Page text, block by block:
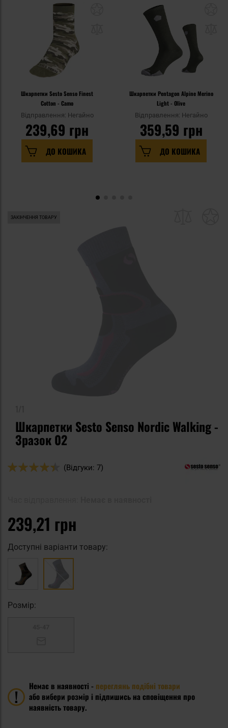
Шкарпетки Sesto Senso Finest
Cotton - Camo
Відправлення: Негайно
239,69 грн
ДО КОШИКА
Шкарпетки Pentagon Alpine Merino
Light - Olive
Відправлення: Негайно
359,59 грн
ДО КОШИКА
ЗАКІНЧЕННЯ ТОВАРУ
Шкарпетки Sesto Senso Nordic Walking -
Зразок 02
Оцінка:
(Відгуки: 7)
239,21 грн
Доступні варіанти товару:
Pозмір:
Немає в наявності - переглянь подібні товари
або вибери розмір і підпишись на сповіщення про
наявність товару.